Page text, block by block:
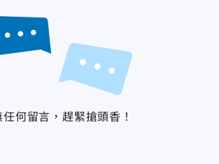
任何留言，趕緊搶頭香！